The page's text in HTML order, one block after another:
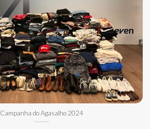
Campanha do Agasalho 2024